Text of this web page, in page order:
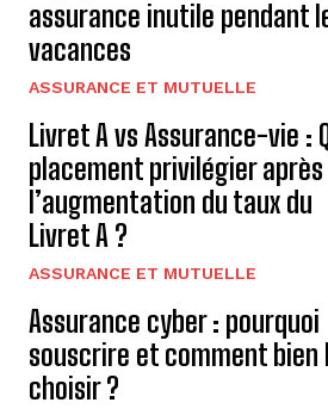
assurance inutile pendant
vacances
ASSURANCE ET MUTUELLE
Livret A vs Assurance-vie :
placement privilégier après
l’augmentation du taux du
Livret A ?
ASSURANCE ET MUTUELLE
Assurance cyber : pourquoi
souscrire et comment bien
choisir ?